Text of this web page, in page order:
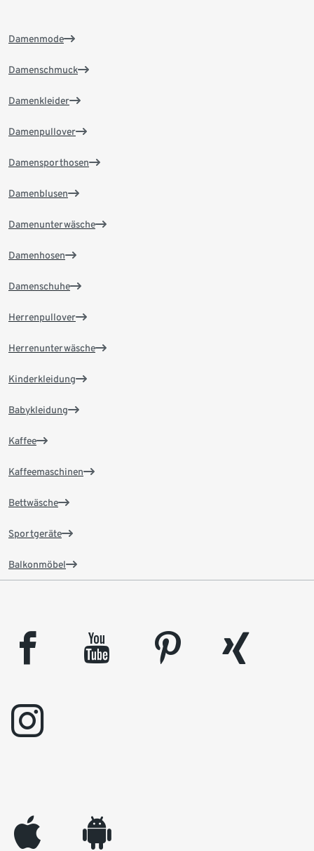
Damenmode
Damenschmuck
Damenkleider
Damenpullover
Damensporthosen
Damenblusen
Damenunterwäsche
Damenhosen
Damenschuhe
Herrenpullover
Herrenunterwäsche
Kinderkleidung
Babykleidung
Kaffee
Kaffeemaschinen
Bettwäsche
Sportgeräte
Balkonmöbel
facebook youtube pinterest
xing
instagram
appleinc android